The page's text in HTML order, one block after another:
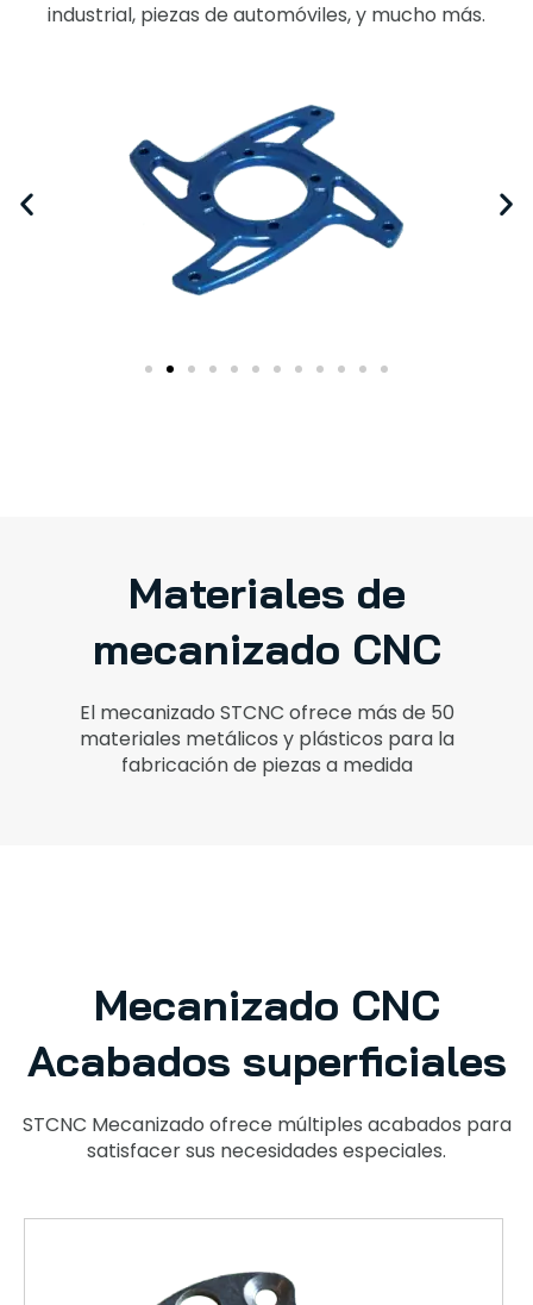
industrial, piezas de automóviles, y mucho más.
Materiales de
mecanizado CNC
El mecanizado STCNC ofrece más de 50
materiales metálicos y plásticos para la
fabricación de piezas a medida
Mecanizado CNC
Acabados superficiales
STCNC Mecanizado ofrece múltiples acabados para
satisfacer sus necesidades especiales.